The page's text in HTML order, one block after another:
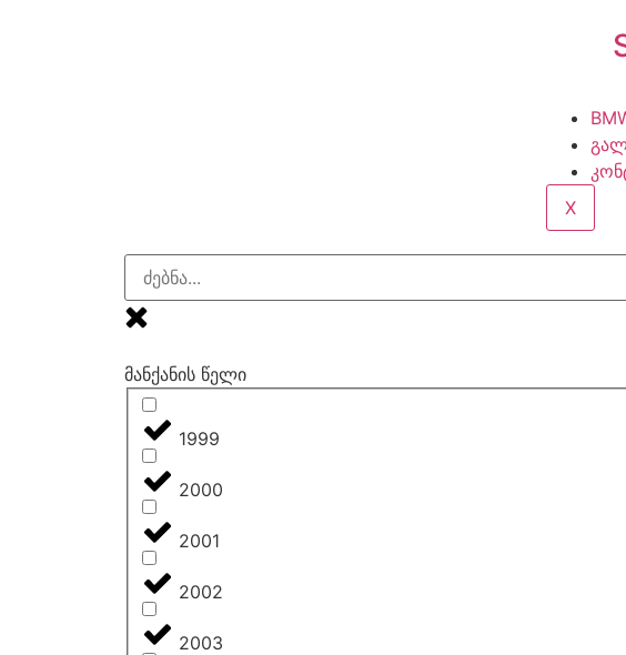
X
მანქანის წელი
1999
2000
2001
2002
2003